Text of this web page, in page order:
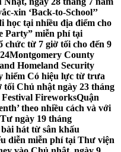
xin ‘Back-to-School’’
học tại nhiều địa điểm cho
Party” miễn phí tại
chức từ 7 giờ tối cho đến 9
Montgomery County
Homeland Security
hiểm Có hiệu lực từ trưa
tối Chủ nhật ngày 23 tháng
Festival FireworksQuận
theo nhiều cách và với
ngày 19 tháng
bài hát từ sân khấu
diễn miễn phí tại Thư viện